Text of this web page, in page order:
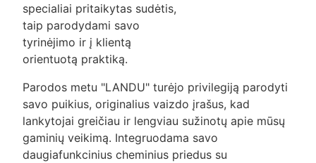
specialiai pritaikytas sudėtis,
taip parodydami savo
tyrinėjimo ir į klientą
orientuotą praktiką.
Parodos metu "LANDU" turėjo privilegiją parodyti
savo puikius, originalius vaizdo įrašus, kad
lankytojai greičiau ir lengviau sužinotų apie mūsų
gaminių veikimą. Integruodama savo
daugiafunkcinius cheminius priedus su